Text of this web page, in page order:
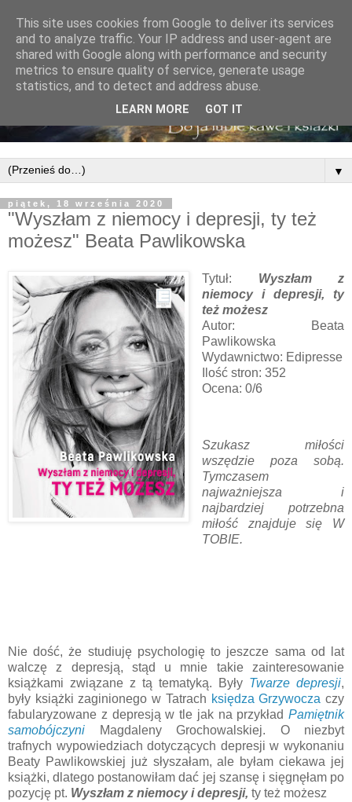
▼
piątek, 18 września 2020
"Wyszłam z niemocy i depresji, ty też
możesz" Beata Pawlikowska
Tytuł: Wyszłam z
niemocy i depresji, ty
też możesz
Autor: Beata
Pawlikowska
Wydawnictwo: Edipresse
Ilość stron: 352
Ocena: 0/6
Szukasz miłości
wszędzie poza sobą.
Tymczasem
najważniejsza i
najbardziej potrzebna
miłość znajduje się W
TOBIE.
Nie dość, że studiuję psychologię to jeszcze sama od lat
walczę z depresją, stąd u mnie takie zainteresowanie
książkami związane z tą tematyką. Były Twarze depresji,
były książki zaginionego w Tatrach księdza Grzywocza czy
fabularyzowane z depresją w tle jak na przykład Pamiętnik
samobójczyni Magdaleny Grochowalskiej. O niezbyt
trafnych wypowiedziach dotyczących depresji w wykonaniu
Beaty Pawlikowskiej już słyszałam, ale byłam ciekawa jej
książki, dlatego postanowiłam dać jej szansę i sięgnęłam po
pozycję pt. Wyszłam z niemocy i depresji, ty też możesz
This site uses cookies from Google to deliver its services
and to analyze traffic. Your IP address and user-agent are
shared with Google along with performance and security
metrics to ensure quality of service, generate usage
statistics, and to detect and address abuse.
LEARN MORE GOT IT